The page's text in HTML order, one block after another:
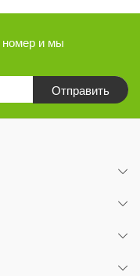
номер и мы
Отправить